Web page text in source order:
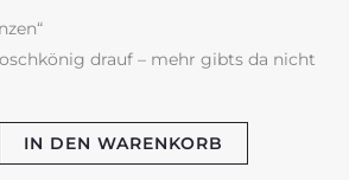
drauf – mehr gibts da nicht
IN DEN WARENKORB